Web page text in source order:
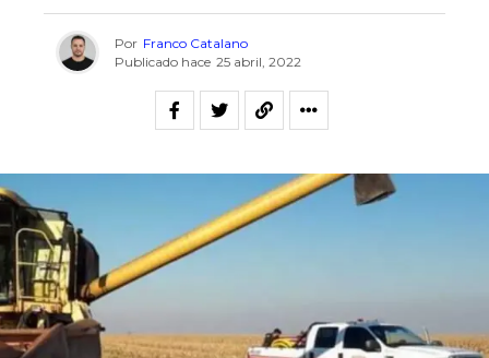
Por Franco Catalano
Publicado hace 25 abril, 2022